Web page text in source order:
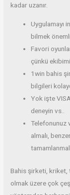
kadar uzanır.
Uygulamayı
bilmek
Favori
çünkü
1win bahis
bilgileri
Yok işte
deneyin vs..
Telefonunuz
almalı,
Bahis şirketi,
olmak üzere çok